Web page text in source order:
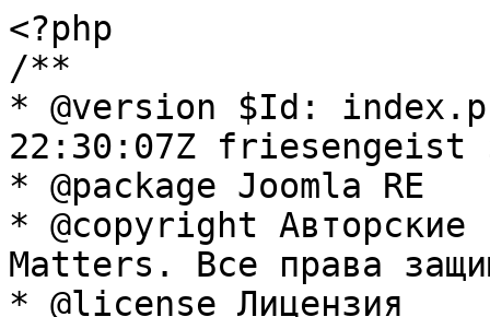
<?php
/**
* @version $Id:
22:30:07Z friesengeist
* @package Joomla RE
* @copyright Авторские
Matters. Все права
* @license Лицензия